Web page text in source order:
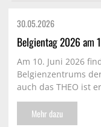
30.05.2026
Belgientag 2026 am
Am 10. Juni 2026
Belgienzentrums
auch das THEO ist
Mehr dazu